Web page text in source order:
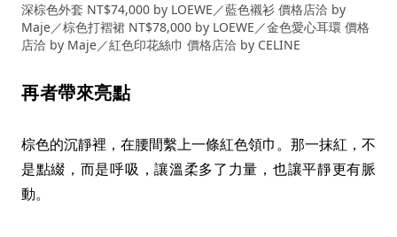
深棕色外套 NT$74,000 by LOEWE／藍色襯衫 價格店洽 by
Maje／棕色打褶裙 NT$78,000 by LOEWE／金色愛心耳環 價格
店洽 by Maje／紅色印花絲巾 價格店洽 by CELINE
再者帶來亮點
棕色的沉靜裡，在腰間繫上一條紅色領巾。那一抹紅，不
是點綴，而是呼吸，讓溫柔多了力量，也讓平靜更有脈
動。